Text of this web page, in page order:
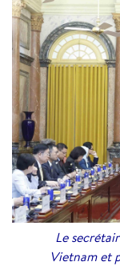
Le
Vietnam et